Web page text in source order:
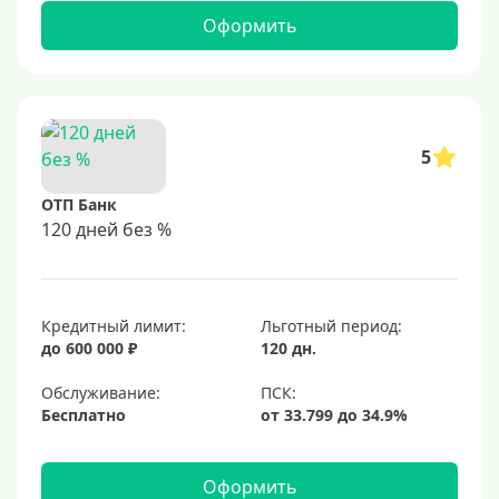
Оформить
5
ОТП Банк
120 дней без %
Кредитный лимит:
до 600 000 ₽
Льготный период:
120 дн.
Обслуживание:
Бесплатно
Оформить